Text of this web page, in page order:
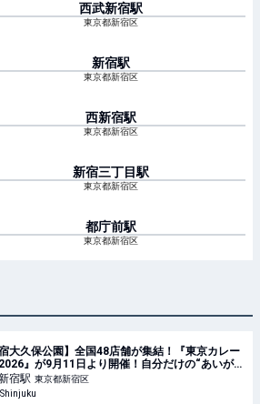
西武新宿駅
東京都新宿区
新宿駅
東京都新宿区
西新宿駅
東京都新宿区
新宿三丁目駅
東京都新宿区
都庁前駅
東京都新宿区
宿大久保公園】全国48店舗が集結！『東京カレー
』が9月11日より開催！自分だけの“あいがけ
”が楽しめる！
宿駅 東京都新宿区